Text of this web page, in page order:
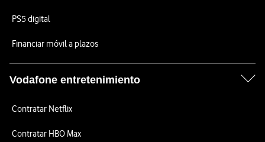
PS5 digital
Financiar móvil a plazos
Vodafone entretenimiento
Contratar Netflix
Contratar HBO Max